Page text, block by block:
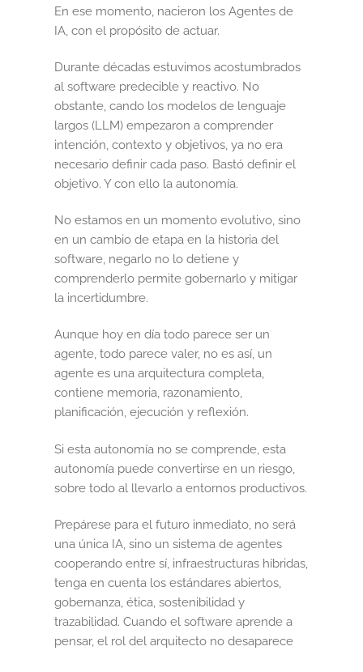
En ese momento, nacieron los Agentes de
IA, con el propósito de actuar.
Durante décadas estuvimos acostumbrados
al software predecible y reactivo. No
obstante, cando los modelos de lenguaje
largos (LLM) empezaron a comprender
intención, contexto y objetivos, ya no era
necesario definir cada paso. Bastó definir el
objetivo. Y con ello la autonomía.
No estamos en un momento evolutivo, sino
en un cambio de etapa en la historia del
software, negarlo no lo detiene y
comprenderlo permite gobernarlo y mitigar
la incertidumbre.
Aunque hoy en día todo parece ser un
agente, todo parece valer, no es así, un
agente es una arquitectura completa,
contiene memoria, razonamiento,
planificación, ejecución y reflexión.
Si esta autonomía no se comprende, esta
autonomía puede convertirse en un riesgo,
sobre todo al llevarlo a entornos productivos.
Prepárese para el futuro inmediato, no será
una única IA, sino un sistema de agentes
cooperando entre sí, infraestructuras híbridas,
tenga en cuenta los estándares abiertos,
gobernanza, ética, sostenibilidad y
trazabilidad. Cuando el software aprende a
pensar, el rol del arquitecto no desaparece